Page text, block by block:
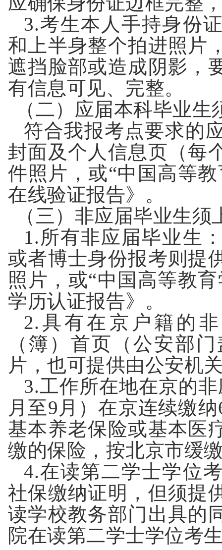
3.考生本人手持身份
和上半身整个拍进照片
遮挡脸部或造成阴影，
有信息可见、完整。
（二）应届本科毕业生
符合我报考点要求的
封面及个人信息页（每
件照片，或“中国高等
在线验证报告》。
（三）非应届毕业生须
1.所有非应届毕业生
或者博士身份报考则提
照片，或“中国高等教
学历认证报告》 。
2. 具有在京户籍的
（簿）首页（公安部
片，也可提供由公安机
3.工作所在地在京的
月至9 月）在京连续缴纳
基本养老保险或基本医
缴的保险，按北京市缓
4.在读第二学士学位
社保缴纳证明，但须提
读学校教务部门出具的
院在读第二学士学位考